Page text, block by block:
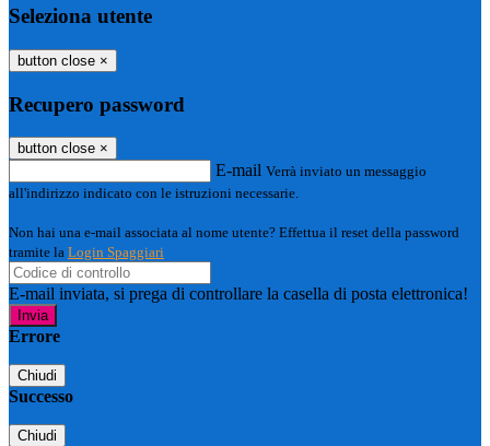
Seleziona utente
button close ×
Recupero password
button close ×
E-mail Verrà inviato un messaggio
all'indirizzo indicato con le istruzioni necessarie.
Non hai una e-mail associata al nome utente? Effettua il reset della password
tramite la Login Spaggiari
E-mail inviata, si prega di controllare la casella di posta elettronica!
Errore
Chiudi
Successo
Chiudi